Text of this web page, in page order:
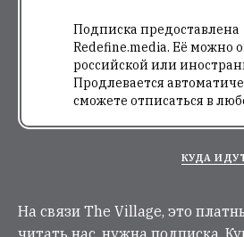
Подписка предоставлена
Redefine.media. Её можно
российской или
Продлевается
сможете отписаться в
КУДА
На связи The Village, это